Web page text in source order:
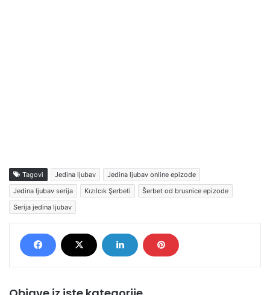
Tagovi Jedina ljubav
Jedina ljubav online epizode
Jedina ljubav serija
Kızılcık Şerbeti
Šerbet od brusnice epizode
Serija jedina ljubav